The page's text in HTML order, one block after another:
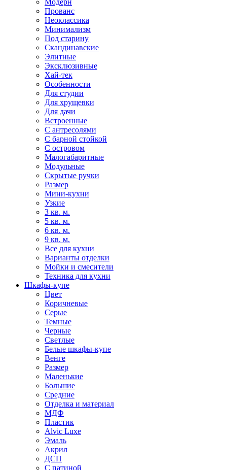
Модерн
Прованс
Неоклассика
Минимализм
Под старину
Скандинавские
Элитные
Эксклюзивные
Хай-тек
Особенности
Для студии
Для хрущевки
Для дачи
Встроенные
С антресолями
С барной стойкой
С островом
Малогабаритные
Модульные
Скрытые ручки
Размер
Мини-кухни
Узкие
3 кв. м.
5 кв. м.
6 кв. м.
9 кв. м.
Все для кухни
Варианты отделки
Мойки и смесители
Техника для кухни
Шкафы-купе
Цвет
Коричневые
Серые
Темные
Черные
Светлые
Белые шкафы-купе
Венге
Размер
Маленькие
Большие
Средние
Отделка и материал
МДФ
Пластик
Alvic Luxe
Эмаль
Акрил
ДСП
С патиной